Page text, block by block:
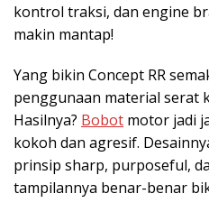
kontrol traksi, dan engine
makin mantap!
Yang bikin Concept RR
penggunaan material serat
Hasilnya? Bobot motor jadi
kokoh dan agresif.
prinsip sharp, purposeful,
tampilannya benar-benar